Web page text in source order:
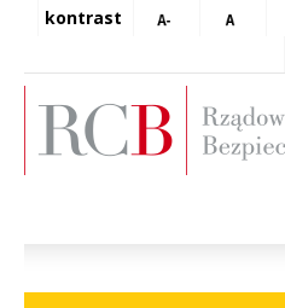
kontrast